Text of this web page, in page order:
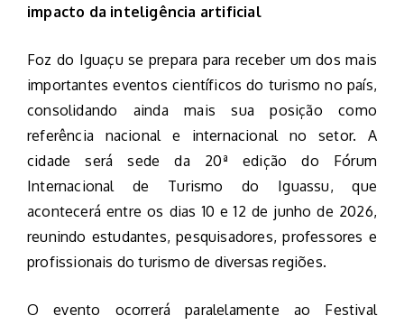
impacto da inteligência artificial
Foz do Iguaçu se prepara para receber um dos mais
importantes eventos científicos do turismo no país,
consolidando ainda mais sua posição como
referência nacional e internacional no setor. A
cidade será sede da 20ª edição do Fórum
Internacional de Turismo do Iguassu, que
acontecerá entre os dias 10 e 12 de junho de 2026,
reunindo estudantes, pesquisadores, professores e
profissionais do turismo de diversas regiões.
O evento ocorrerá paralelamente ao Festival